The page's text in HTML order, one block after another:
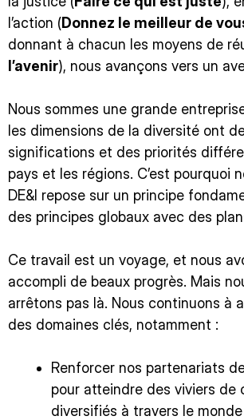
l’action (Donnez le meilleur de
donnant à chacun les moyens de
l’avenir), nous avançons vers un
Nous sommes une grande
les dimensions de la diversité ont
significations et des priorités
pays et les régions. C’est pourquoi
DE&I repose sur un principe
des principes globaux avec des
Ce travail est un voyage, et nous
accompli de beaux progrès. Mais
arrêtons pas là. Nous continuons à
des domaines clés, notamment :
Renforcer nos partenariats
pour atteindre des viviers de
diversifiés à travers le monde